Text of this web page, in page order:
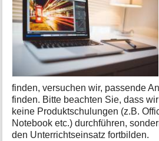
finden, versuchen wir, passende
finden. Bitte beachten Sie, dass
keine Produktschulungen (z.B.
Notebook etc.) durchführen,
den Unterrichtseinsatz fortbilden.